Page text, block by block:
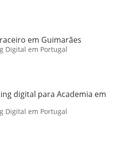
em Guimarães
Digital em Portugal
digital para Academia em
Digital em Portugal